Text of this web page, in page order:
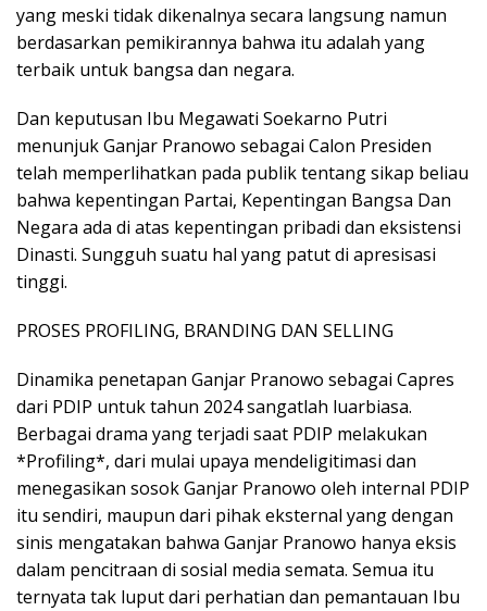
yang meski tidak dikenalnya secara langsung namun
berdasarkan pemikirannya bahwa itu adalah yang
terbaik untuk bangsa dan negara.
Dan keputusan Ibu Megawati Soekarno Putri
menunjuk Ganjar Pranowo sebagai Calon Presiden
telah memperlihatkan pada publik tentang sikap beliau
bahwa kepentingan Partai, Kepentingan Bangsa Dan
Negara ada di atas kepentingan pribadi dan eksistensi
Dinasti. Sungguh suatu hal yang patut di apresisasi
tinggi.
PROSES PROFILING, BRANDING DAN SELLING
Dinamika penetapan Ganjar Pranowo sebagai Capres
dari PDIP untuk tahun 2024 sangatlah luarbiasa.
Berbagai drama yang terjadi saat PDIP melakukan
*Profiling*, dari mulai upaya mendeligitimasi dan
menegasikan sosok Ganjar Pranowo oleh internal PDIP
itu sendiri, maupun dari pihak eksternal yang dengan
sinis mengatakan bahwa Ganjar Pranowo hanya eksis
dalam pencitraan di sosial media semata. Semua itu
ternyata tak luput dari perhatian dan pemantauan Ibu